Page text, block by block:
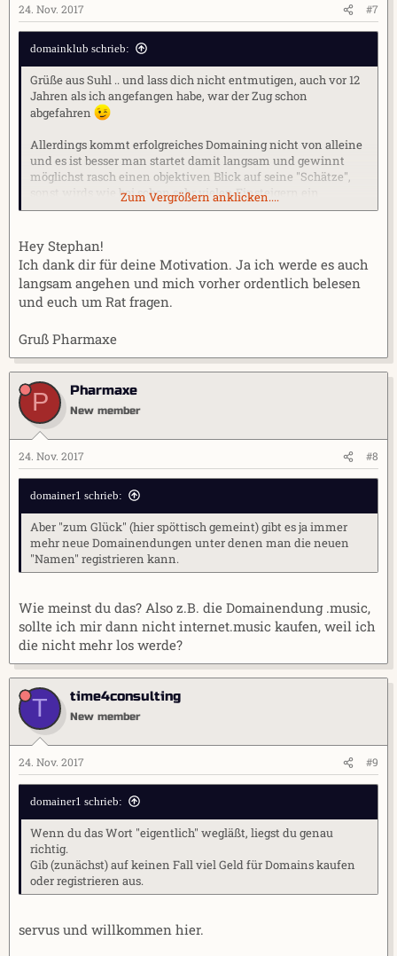
24. Nov. 2017 #7
domainklub schrieb:
Grüße aus Suhl .. und lass dich nicht entmutigen, auch vor 12
Jahren als ich angefangen habe, war der Zug schon
abgefahren
Allerdings kommt erfolgreiches Domaining nicht von alleine
und es ist besser man startet damit langsam und gewinnt
möglichst rasch einen objektiven Blick auf seine "Schätze",
sonst wirds wie bei schon sehr vielen Einsteigern ein
Verlustgeschäft.
Gruß Stephan
Zum Vergrößern anklicken....
Hey Stephan!
Ich dank dir für deine Motivation. Ja ich werde es auch
langsam angehen und mich vorher ordentlich belesen
und euch um Rat fragen.
Gruß Pharmaxe
P Pharmaxe
New member
24. Nov. 2017 #8
domainer1 schrieb:
Aber "zum Glück" (hier spöttisch gemeint) gibt es ja immer
mehr neue Domainendungen unter denen man die neuen
"Namen" registrieren kann.
Wie meinst du das? Also z.B. die Domainendung .music,
sollte ich mir dann nicht internet.music kaufen, weil ich
die nicht mehr los werde?
T time4consulting
New member
24. Nov. 2017 #9
domainer1 schrieb:
Wenn du das Wort "eigentlich" wegläßt, liegst du genau
richtig.
Gib (zunächst) auf keinen Fall viel Geld für Domains kaufen
oder registrieren aus.
servus und willkommen hier.